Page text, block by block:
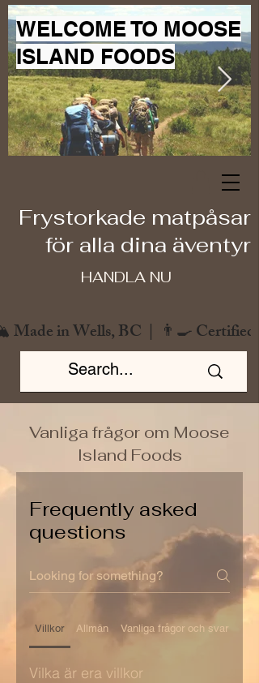
WELCOME TO MOOSE
ISLAND FOODS
Frystorkade matpåsar
för alla dina äventyr
HANDLA NU
in Wells, BC  |  👨‍🍳 Certified
Vanliga frågor om Moose
Island Foods
Frequently asked
questions
Villkor Allmän Vanliga frågor och svar om
Vilka är era villkor